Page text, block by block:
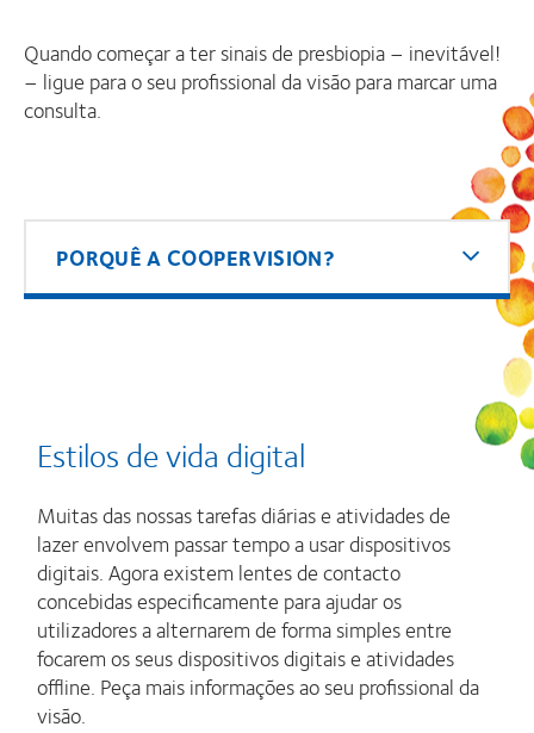
Quando começar a ter sinais de presbiopia – inevitável!
– ligue para o seu profissional da visão para marcar uma
consulta.
PORQUÊ A COOPERVISION?
Estilos de vida digital
Muitas das nossas tarefas diárias e atividades de
lazer envolvem passar tempo a usar dispositivos
digitais. Agora existem lentes de contacto
concebidas especificamente para ajudar os
utilizadores a alternarem de forma simples entre
focarem os seus dispositivos digitais e atividades
offline. Peça mais informações ao seu profissional da
visão.